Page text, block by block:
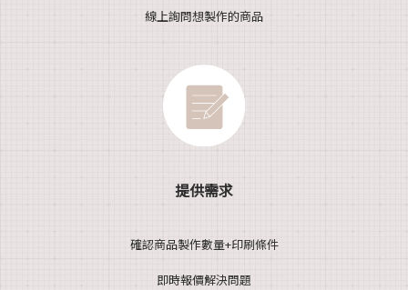
線上詢問想製作的商品
提供需求
確認商品製作數量+印刷條件
即時報價解決問題